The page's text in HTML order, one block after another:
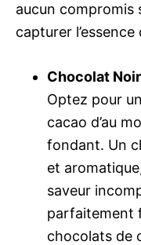
aucun compromis
capturer l’essence
Chocolat
Optez pour
cacao d’au
fondant. Un
et
saveur
parfaitement
chocolats de